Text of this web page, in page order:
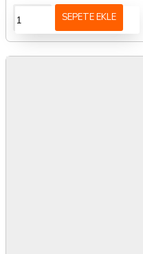
SEPETE EKLE